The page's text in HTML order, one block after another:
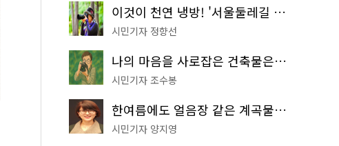
이것이 천연 냉방! '서울둘레길 9코스'로 숲속 피서 떠나볼까
시민기자 정향선
나의 마음을 사로잡은 건축물은? '서울시 건축상' 수상작 공개!
시민기자 조수봉
한여름에도 얼음장 같은 계곡물! 서울 '진관사 계곡'이 천국이네~
시민기자 양지영